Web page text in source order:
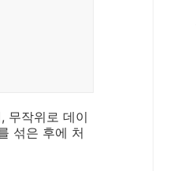
무작위로 데이
섞은 후에 처